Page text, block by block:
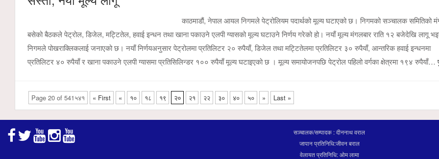
काठमाडौं, नेपाल आयल निगमले पेट्रोलियम पदार्थको मूल्य घटाएको छ। निगमको सञ्चालक समितिको
बसेको बैठकले पेट्रोल, डिजेल, मट्टितेल, हवाई इन्धन तथा खाना पकाउने एलपी ग्यासको मूल्य घटाउने निर्णय गरेको हो। नयाँ मूल्य मंगलबार राति १२ बजेदेखि लागू
निगमले पोखराक्लिकलाई जनाएको छ। नयाँ निर्णयअनुसार पेट्रोलमा प्रतिलिटर २० रुपैयाँ, डिजेल तथा मट्टितेलमा प्रतिलिटर ३० रुपैयाँ, आन्तरिक हवाई इन्धनमा
प्रतिलिटर ४० रुपैयाँ र खाना पकाउने एलपी ग्यासमा प्रतिसिलिन्डर १०० रुपैयाँ मूल्य घटाइएको छ । मूल्य समायोजनपछि पेट्रोल पहिलो वर्गका क्षेत्रमा १९४ रुपैयाँ…
Page 20 of 541५४१ « First « १० १८ १९ २० २१ २२ ३० ४० ५० » Last »
सञ्चालक/सम्पादक : दीननाथ वराल
जापान प्रतिनिधि:जीवन बराल
वेलायत प्रतिनिधि: ओम लामा